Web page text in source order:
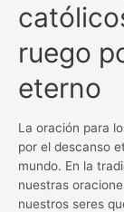
ruego
eterno
La oración para
por el descanso
mundo. En la
nuestras
nuestros seres